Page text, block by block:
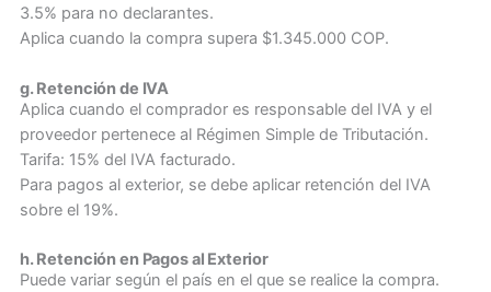
3.5% para no declarantes.
Aplica cuando la compra supera $1.345.000 COP.
g. Retención de IVA
Aplica cuando el comprador es responsable del IVA y el
proveedor pertenece al Régimen Simple de Tributación.
Tarifa: 15% del IVA facturado.
Para pagos al exterior, se debe aplicar retención del IVA
sobre el 19%.
h. Retención en Pagos al Exterior
Puede variar según el país en el que se realice la compra.